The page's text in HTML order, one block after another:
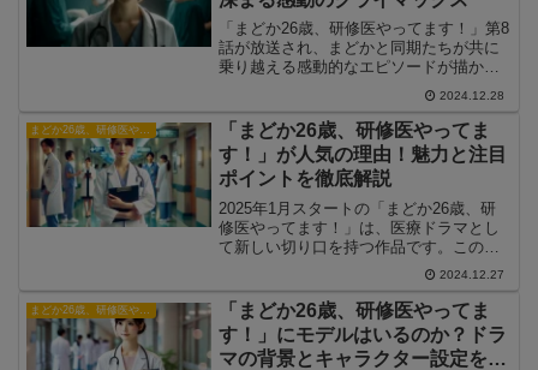
「まどか26歳、研修医やってます！」第8
話が放送され、まどかと同期たちが共に
乗り越える感動的なエピソードが描かれ
ました。この記事では、第8話のあらす
じ、見どころ、視聴者の反応を詳しく解
説します。
2024.12.28
まどか26歳、研修医やってます！
「まどか26歳、研修医やってま
す！」が人気の理由！魅力と注目
ポイントを徹底解説
2025年1月スタートの「まどか26歳、研
修医やってます！」は、医療ドラマとし
て新しい切り口を持つ作品です。この記
事では、本作が支持される理由や注目の
ポイントについて深掘りしていきます。
2024.12.27
「まどか26歳、研修医やってま
す！」にモデルはいるのか？ドラ
マの背景とキャラクター設定を解